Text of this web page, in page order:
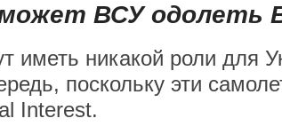
ВСУ одолеть
иметь никакой роли для
поскольку эти
Interest.